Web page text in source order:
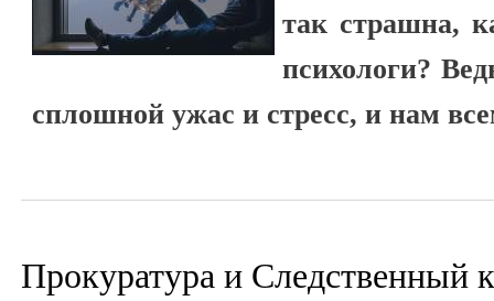
так страшна,
психологи?
сплошной ужас и стресс, и нам
Прокуратура и Следственный